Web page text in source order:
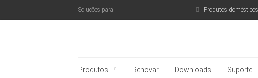
Soluções para: Produtos domésticos
Produtos Renovar Downloads Suporte